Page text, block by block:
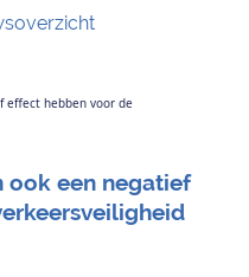
ook een negatief